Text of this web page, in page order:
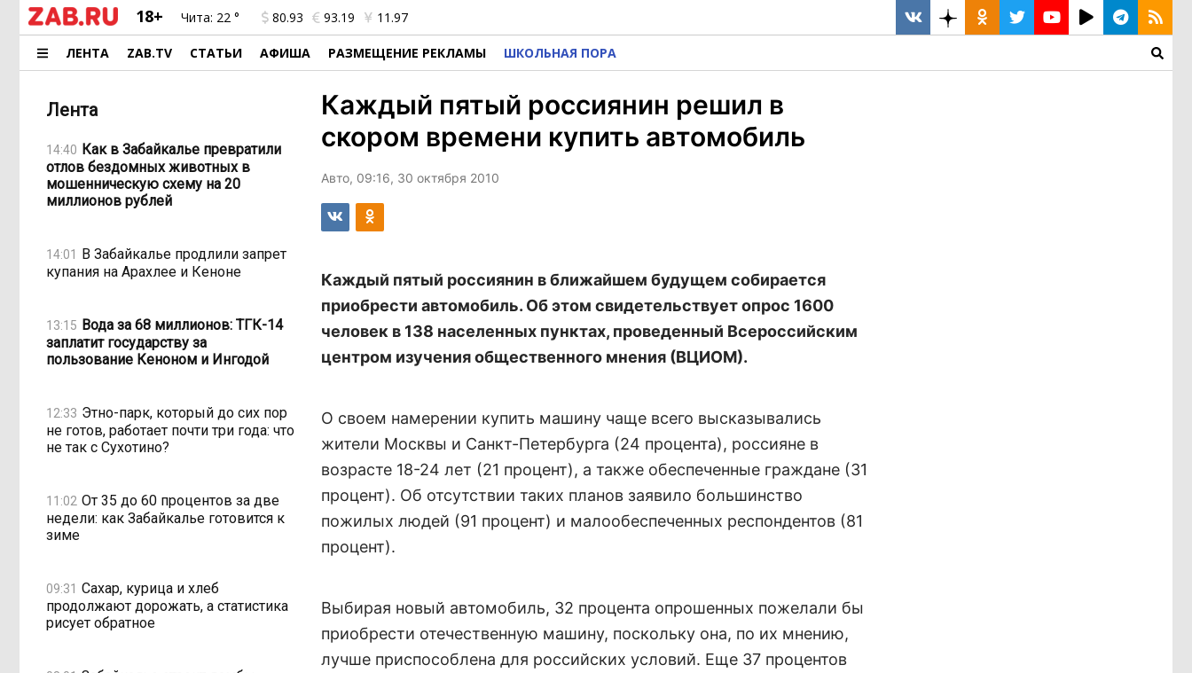
18+ Чита: 22 ° 80.93 93.19 11.97
ЛЕНТА ZAB.TV СТАТЬИ АФИША РАЗМЕЩЕНИЕ РЕКЛАМЫ ШКОЛЬНАЯ ПОРА
Лента
14:40 Как в Забайкалье превратили
отлов бездомных животных в
мошенническую схему на 20
миллионов рублей
14:01 В Забайкалье продлили запрет
купания на Арахлее и Кеноне
13:15 Вода за 68 миллионов: ТГК-14
заплатит государству за
пользование Кеноном и Ингодой
12:33 Этно-парк, который до сих пор
не готов, работает почти три года: что
не так с Сухотино?
11:02 От 35 до 60 процентов за две
недели: как Забайкалье готовится к
зиме
09:31 Сахар, курица и хлеб
продолжают дорожать, а статистика
рисует обратное
Каждый пятый россиянин решил в
скором времени купить автомобиль
Авто, 09:16, 30 октября 2010
Каждый пятый россиянин в ближайшем будущем собирается
приобрести автомобиль. Об этом свидетельствует опрос 1600
человек в 138 населенных пунктах, проведенный Всероссийским
центром изучения общественного мнения (ВЦИОМ).
О своем намерении купить машину чаще всего высказывались
жители Москвы и Санкт-Петербурга (24 процента), россияне в
возрасте 18-24 лет (21 процент), а также обеспеченные граждане (31
процент). Об отсутствии таких планов заявило большинство
пожилых людей (91 процент) и малообеспеченных респондентов (81
процент).
Выбирая новый автомобиль, 32 процента опрошенных пожелали бы
приобрести отечественную машину, поскольку она, по их мнению,
лучше приспособлена для российских условий. Еще 37 процентов